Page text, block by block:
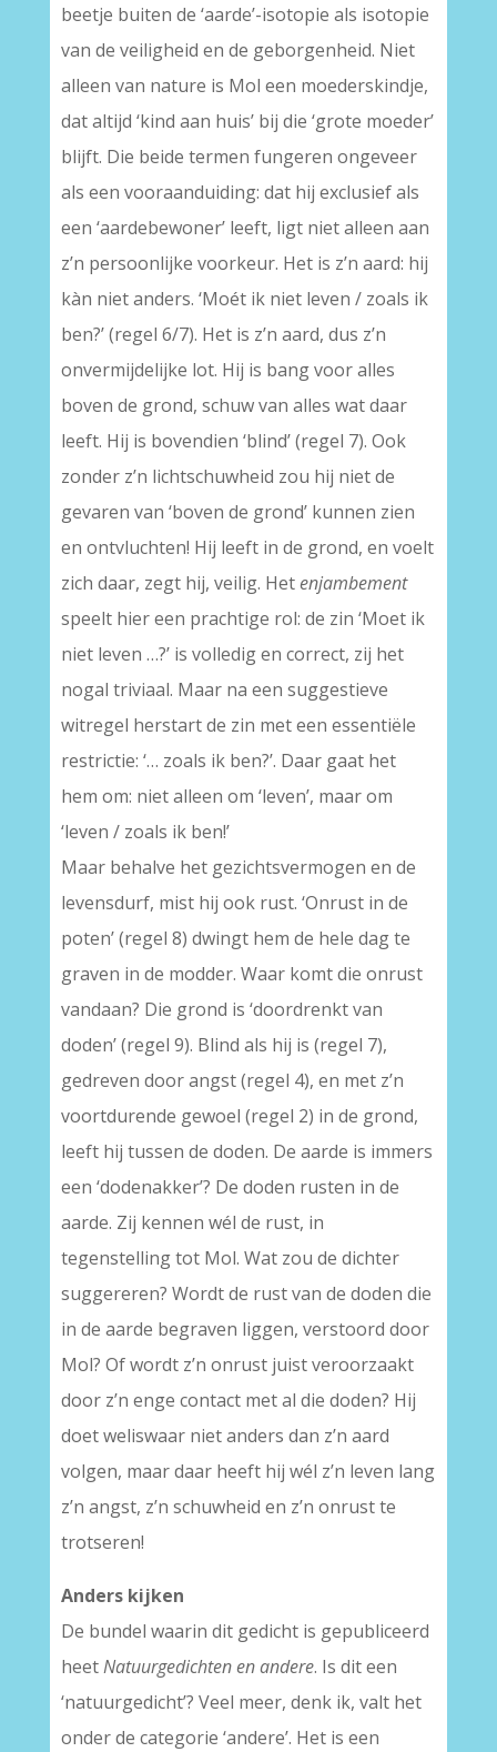
beetje buiten de ‘aarde’-isotopie als isotopie
van de veiligheid en de geborgenheid. Niet
alleen van nature is Mol een moederskindje,
dat altijd ‘kind aan huis’ bij die ‘grote moeder’
blijft. Die beide termen fungeren ongeveer
als een vooraanduiding: dat hij exclusief als
een ‘aardebewoner’ leeft, ligt niet alleen aan
z’n persoonlijke voorkeur. Het is z’n aard: hij
kàn niet anders. ‘Moét ik niet leven / zoals ik
ben?’ (regel 6/7). Het is z’n aard, dus z’n
onvermijdelijke lot. Hij is bang voor alles
boven de grond, schuw van alles wat daar
leeft. Hij is bovendien ‘blind’ (regel 7). Ook
zonder z’n lichtschuwheid zou hij niet de
gevaren van ‘boven de grond’ kunnen zien
en ontvluchten! Hij leeft in de grond, en voelt
zich daar, zegt hij, veilig. Hetenjambement
speelt hier een prachtige rol: de zin ‘Moet ik
niet leven …?’ is volledig en correct, zij het
nogal triviaal. Maar na een suggestieve
witregel herstart de zin met een essentiële
restrictie: ‘… zoals ik ben?’. Daar gaat het
hem om: niet alleen om ‘leven’, maar om
‘leven / zoals ik ben!’
Maar behalve het gezichtsvermogen en de
levensdurf, mist hij ook rust. ‘Onrust in de
poten’ (regel 8) dwingt hem de hele dag te
graven in de modder. Waar komt die onrust
vandaan? Die grond is ‘doordrenkt van
doden’ (regel 9). Blind als hij is (regel 7),
gedreven door angst (regel 4), en met z’n
voortdurende gewoel (regel 2) in de grond,
leeft hij tussen de doden. De aarde is immers
een ‘dodenakker’? De doden rusten in de
aarde. Zij kennen wél de rust, in
tegenstelling tot Mol. Wat zou de dichter
suggereren? Wordt de rust van de doden die
in de aarde begraven liggen, verstoord door
Mol? Of wordt z’n onrust juist veroorzaakt
door z’n enge contact met al die doden? Hij
doet weliswaar niet anders dan z’n aard
volgen, maar daar heeft hij wél z’n leven lang
z’n angst, z’n schuwheid en z’n onrust te
trotseren!
Anders kijken
De bundel waarin dit gedicht is gepubliceerd
heetNatuurgedichten en andere. Is dit een
‘natuurgedicht’? Veel meer, denk ik, valt het
onder de categorie ‘andere’. Het is een